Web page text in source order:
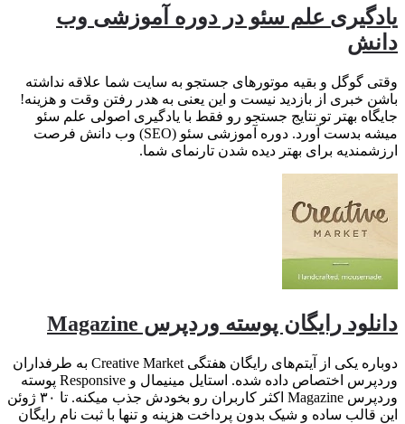
یادگیری علم سئو در دوره آموزشی وب
دانش
وقتی گوگل و بقیه موتورهای جستجو به سایت شما علاقه نداشته
باشن خبری از بازدید نیست و این یعنی به هدر رفتن وقت و هزینه!
جایگاه بهتر تو نتایج جستجو رو فقط با یادگیری اصولی علم سئو
میشه بدست آورد. دوره آموزشی سئو (SEO) وب دانش فرصت
ارزشمندیه برای بهتر دیده شدن تارنمای شما.
دانلود رایگان پوسته وردپرس Magazine
دوباره یکی از آیتم‌های رایگان هفتگی Creative Market به طرفداران
وردپرس اختصاص داده شده. استایل مینیمال و Responsive پوسته
وردپرس Magazine اکثر کاربران رو بخودش جذب میکنه. تا ۳۰ ژوئن
این قالب ساده و شیک بدون پرداخت هزینه و تنها با ثبت نام رایگان